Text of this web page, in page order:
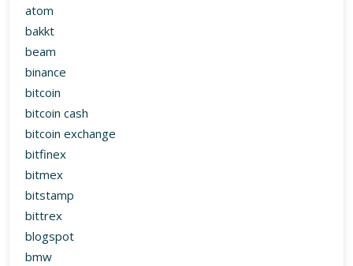
atom
bakkt
beam
binance
bitcoin
bitcoin cash
bitcoin exchange
bitfinex
bitmex
bitstamp
bittrex
blogspot
bmw